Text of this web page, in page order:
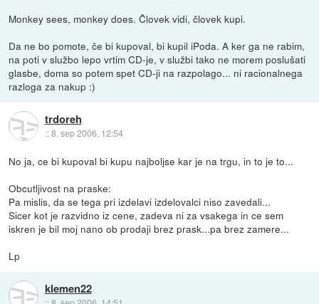
Monkey sees, monkey does. Človek vidi, človek kupi.
Da ne bo pomote, če bi kupoval, bi kupil iPoda. A ker ga ne rabim,
na poti v službo lepo vrtim CD-je, v službi tako ne morem poslušati
glasbe, doma so potem spet CD-ji na razpolago... ni racionalnega
razloga za nakup :)
trdoreh
::8. sep 2006, 12:54
No ja, ce bi kupoval bi kupu najboljse kar je na trgu, in to je to...
Obcutljivost na praske:
Pa mislis, da se tega pri izdelavi izdelovalci niso zavedali...
Sicer kot je razvidno iz cene, zadeva ni za vsakega in ce sem
iskren je bil moj nano ob prodaji brez prask...pa brez zamere...
Lp
klemen22